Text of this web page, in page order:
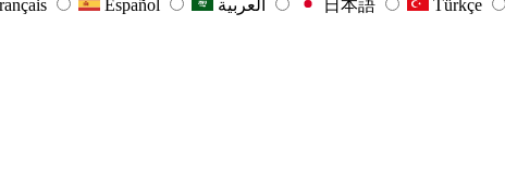
Español 日本語 Türkçe